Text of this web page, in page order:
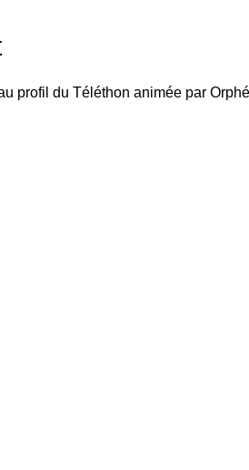
profil du Téléthon animée par